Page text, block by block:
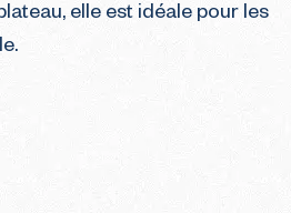
elle est idéale pour les